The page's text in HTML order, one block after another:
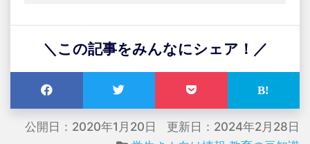
＼この記事をみんなにシェア！／
公開日：2020年1月20日
更新日：2024年2月28日